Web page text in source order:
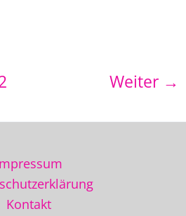
Weiter →
Kontakt